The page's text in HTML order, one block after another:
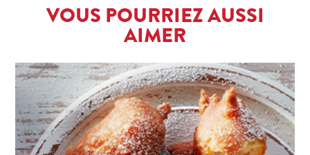
VOUS POURRIEZ AUSSI
AIMER